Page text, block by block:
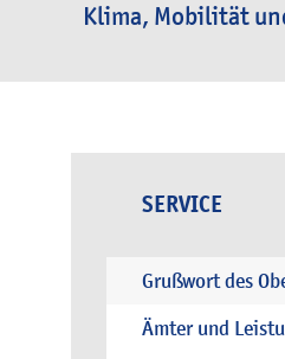
Klima, Mobilität
SERVICE
Grußwort des
Ämter und